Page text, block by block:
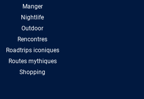
Manger
Nightlife
Outdoor
Rencontres
Roadtrips iconiques
Routes mythiques
Shopping